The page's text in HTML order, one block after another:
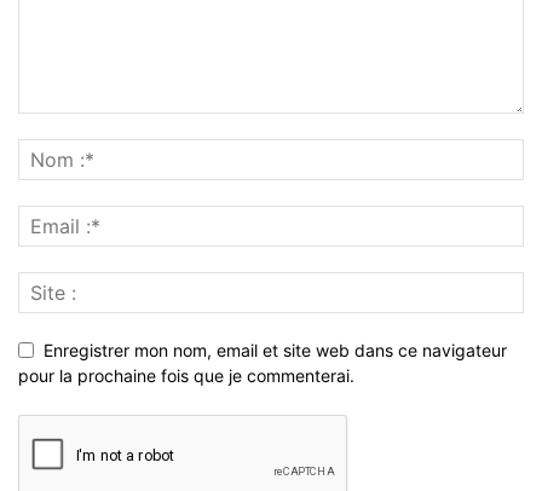
Enregistrer mon nom, email et site web dans ce navigateur
pour la prochaine fois que je commenterai.